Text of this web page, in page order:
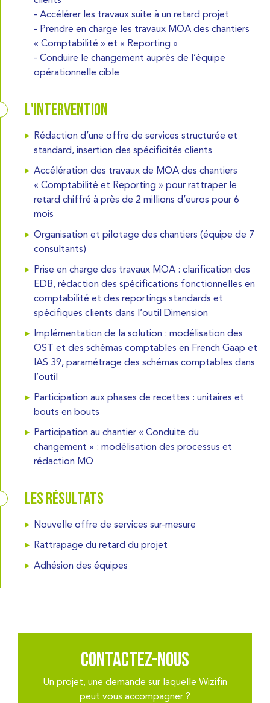
- Accélérer les travaux suite à un retard projet
- Prendre en charge les travaux MOA des chantiers
« Comptabilité » et « Reporting »
- Conduire le changement auprès de l’équipe
opérationnelle cible
L'intervention
Rédaction d’une offre de services structurée et
standard, insertion des spécificités clients
Accélération des travaux de MOA des chantiers
« Comptabilité et Reporting » pour rattraper le
retard chiffré à près de 2 millions d’euros pour 6
mois
Organisation et pilotage des chantiers (équipe de 7
consultants)
Prise en charge des travaux MOA : clarification des
EDB, rédaction des spécifications fonctionnelles en
comptabilité et des reportings standards et
spécifiques clients dans l’outil Dimension
Implémentation de la solution : modélisation des
OST et des schémas comptables en French Gaap et
IAS 39, paramétrage des schémas comptables dans
l’outil
Participation aux phases de recettes : unitaires et
bouts en bouts
Participation au chantier « Conduite du
changement » : modélisation des processus et
rédaction MO
Les résultats
Nouvelle offre de services sur-mesure
Rattrapage du retard du projet
Adhésion des équipes
Contactez-nous
Un projet, une demande sur laquelle Wizifin
peut vous accompagner ?